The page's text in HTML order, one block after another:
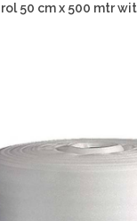
50 cm x 500 mtr